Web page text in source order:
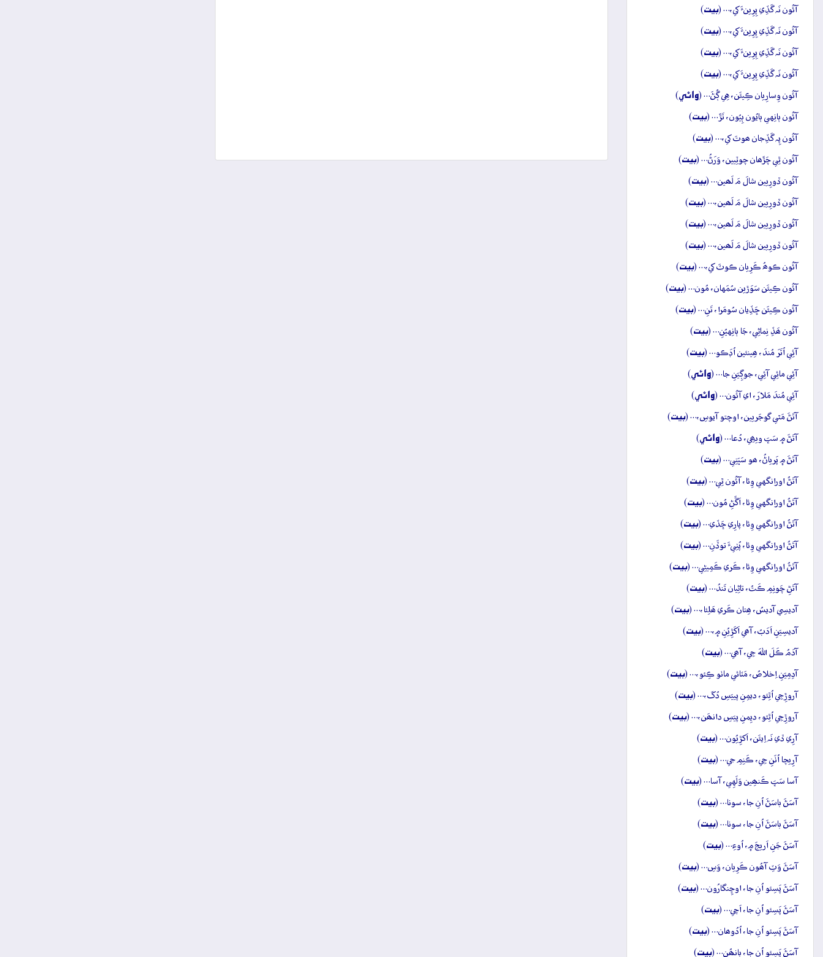
آئُون نَہ گَڏِي پِرِينءَ کي،… (بيت)
آئُون نَہ گَڏِي پِرِينءَ کي،… (بيت)
آئُون نَہ گَڏِي پِرِينءَ کي،… (بيت)
آئُون نَہ گَڏِي پِرِينءَ کي،… (بيت)
آئُون وِسارِيان ڪِيئَن، هِي ڳُڻَ… (وائِي)
آئُون ٻانِهي ٻايُون ٻِيُون، تَڙَ… (بيت)
آئُون پِہ گَڏِجان ھوتَ کي،… (بيت)
آئُون ٿِي چَڙَھان چوٽِيين، وَرَڻُ… (بيت)
آئُون ڏورِيين شالَ مَ لَھين… (بيت)
آئُون ڏورِيين شالَ مَ لَھين،… (بيت)
آئُون ڏورِيين شالَ مَ لَھين،… (بيت)
آئُون ڏورِيين شالَ مَ لَھين،… (بيت)
آئُون ڪوھُ ڪَرِيان ڪوٽَ کي،… (بيت)
آئُون ڪِيئَن سَوَڙين سُمَهان، مُون… (بيت)
آئُون ڪِيئَن ڇَڏِيان سُومَرا، تَنِ… (بيت)
آئُون ھَڏِ نِماڻِي، جَا ٻانِهيُنِ… (بيت)
آئِي اُتَرَ مُندَ، ھِينئين اُڊَڪو… (بيت)
آئِي مائِي آئِي، جوڳِيَنِ جا… (وائِي)
آئِي مُندَ مَلارَ، اي آئُون… (وائِي)
آتَڻَ مَٿي گوجَريين، اوچتو آيوسِ،… (بيت)
آتَڻَ ۾ سَڀَ ويھِي، دُعا… (وائِي)
آتَڻَ ۾ پَرياڻُ، ھو سَڀَنِي… (بيت)
آتَڻُ اورانگهي وِئا، آئُون ٿِي… (بيت)
آتَڻُ اورانگهي وِئا، اَڱَڻِ مُون… (بيت)
آتَڻُ اورانگهي وِئا، پارِي ڇَڏي… (بيت)
آتَڻُ اورانگهي وِئا، پُٺِيءَ توڏَنِ… (بيت)
آتَڻُ اورانگهي وِئا، ڪَري ڪَمِيڻِي… (بيت)
آتَڻِ چَونِمِ ڪَتُ، تاڻِيان تَندُ… (بيت)
آديسِي آديسُ، ھِتان ڪَري ھَلِئا،… (بيت)
آديسِيَنِ اَدَبُ، آھي اَکَڙِيُنِ ۾،… (بيت)
آدَمُ ڪَلَ اللهَ جِي، آھي… (بيت)
آدِمِيَنِ اِخلاصُ، مَٽائي ماٺو ڪِئو،… (بيت)
آروڙِجِي اُٿِئو، ديمِنِ پييَسِ دُکَ،… (بيت)
آروڙِجِي اُٿِئو، ديِمنِ پيَسِ دانھَن،… (بيت)
آرِي ڏي نَہ اِيئَن، اَکڙِيُون… (بيت)
آرِيچا اُٺَنِ جِي، ڪَنِمِ جي… (بيت)
آسا سَڀَ ڪَنھِين وَلَهِي، آسا… (بيت)
آسَڻَ باسَڻَ اُنِ جا، سونا… (بيت)
آسَڻَ باسَڻَ اُنِ جا، سونا… (بيت)
آسَڻَ جَنِ اَريجَ ۾، اُوءِ… (بيت)
آسَڻَ وَٽِ آھُون ڪَرِيان، وَسِ… (بيت)
آسَڻَ پَسِئو اُنِ جا، اوڇِنگارُون… (بيت)
آسَڻَ پَسِئو اُنِ جا، اَچي… (بيت)
آسَڻَ پَسِئو اُنِ جا، اُدُوھان… (بيت)
آسَڻَ پَسِئو اُنِ جا، ٻانھُنِ… (بيت)